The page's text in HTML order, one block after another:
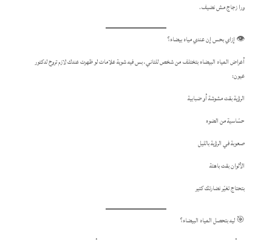
ورا زجاج مش نضيف.
👁️ إزاي بحس إن عندي مياه بيضاء؟
أعراض المياه البيضاء بتختلف من شخص للتاني، بس فيه شوية علامات لو ظهرت عندك لازم تروح لدكتور
عيون:
الرؤية بقت مشوشة أو ضبابية
حسّاسية من الضوء
صعوبة في الرؤية بالليل
الألوان بقت باهتة
بتحتاج تغيّر نضارتك كتير
🎯 ليه بتحصل المياه البيضاء؟